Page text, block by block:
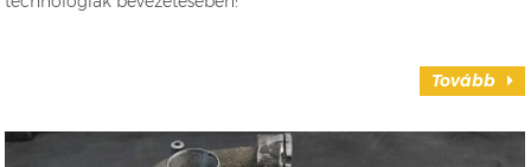
Tovább